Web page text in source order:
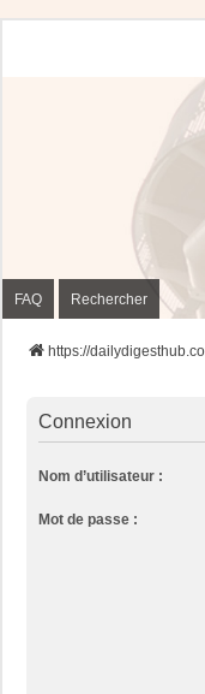
FAQ Rechercher
https://
Connexion
Nom d’utilisateur :
Mot de passe :